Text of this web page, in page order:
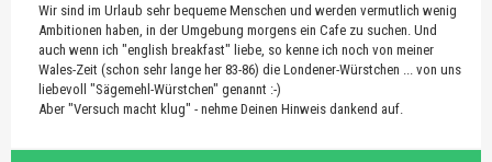
Wir sind im Urlaub sehr bequeme Menschen und werden vermutlich wenig
Ambitionen haben, in der Umgebung morgens ein Cafe zu suchen. Und
auch wenn ich "english breakfast" liebe, so kenne ich noch von meiner
Wales-Zeit (schon sehr lange her 83-86) die Londener-Würstchen ... von uns
liebevoll "Sägemehl-Würstchen" genannt :-)
Aber "Versuch macht klug" - nehme Deinen Hinweis dankend auf.